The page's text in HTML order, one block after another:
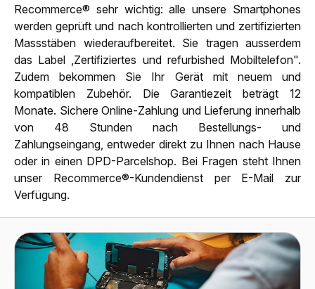
Recommerce® sehr wichtig: alle unsere Smartphones
werden geprüft und nach kontrollierten und zertifizierten
Massstäben wiederaufbereitet. Sie tragen ausserdem
das Label ,Zertifiziertes und refurbished Mobiltelefon".
Zudem bekommen Sie Ihr Gerät mit neuem und
kompatiblen Zubehör. Die Garantiezeit beträgt 12
Monate. Sichere Online-Zahlung und Lieferung innerhalb
von 48 Stunden nach Bestellungs- und
Zahlungseingang, entweder direkt zu Ihnen nach Hause
oder in einen DPD-Parcelshop. Bei Fragen steht Ihnen
unser Recommerce®-Kundendienst per E-Mail zur
Verfügung.